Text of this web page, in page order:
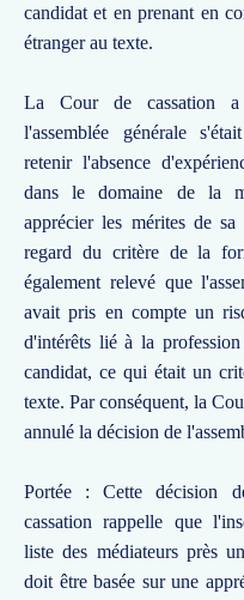
candidat et en prenant en
étranger au texte.
La Cour de cassation a
l'assemblée générale
retenir l'absence
dans le domaine de la
apprécier les mérites de sa
regard du critère de la
également relevé que
avait pris en compte un
d'intérêts lié à la
candidat, ce qui était un
texte. Par conséquent, la
annulé la décision de
Portée : Cette décision
cassation rappelle que
liste des médiateurs près
doit être basée sur une